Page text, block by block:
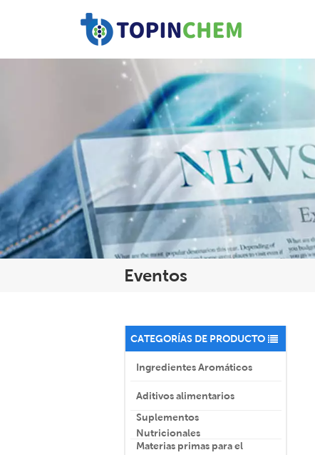
Eventos
CATEGORÍAS DE PRODUCTO
Ingredientes Aromáticos
Aditivos alimentarios
Suplementos
Nutricionales
Materias primas para el